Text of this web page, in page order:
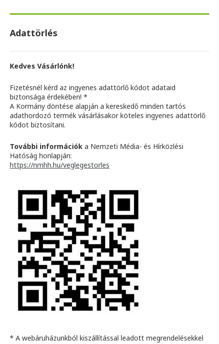
Adattörlés
Kedves Vásárlónk!
Fizetésnél kérd az ingyenes adattörlő kódot adataid
biztonsága érdekében! *
A Kormány döntése alapján a kereskedő minden tartós
adathordozó termék vásárlásakor köteles ingyenes adattörlő
kódot biztosítani.
További információk a Nemzeti Média- és Hírközlési
Hatóság honlapján:
https://nmhh.hu/veglegestorles
* A webáruházunkból kiszállítással leadott megrendelésekkel